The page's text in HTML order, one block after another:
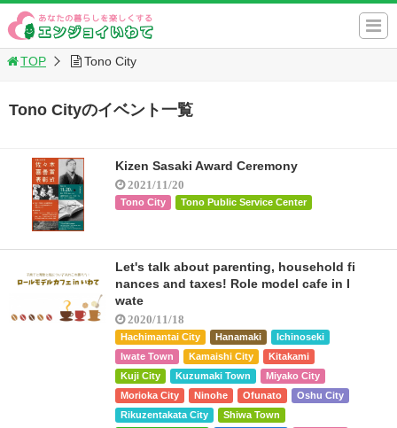
TOP Tono City
Tono Cityのイベント一覧
Kizen Sasaki Award Ceremony
2021/11/20
Tono City Tono Public Service Center
Let's talk about parenting, household fi
nances and taxes! Role model cafe in I
wate
2020/11/18
Hachimantai City Hanamaki
Ichinoseki
Iwate Town
Kamaishi City
Kitakami
Kuji City
Kuzumaki Town
Miyako City
Morioka City
Ninohe Ofunato
Oshu City
Rikuzentakata City
Shiwa Town